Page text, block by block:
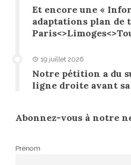
Et encore une «
adaptations plan
19 juillet 2026
Notre pétition a du
ligne droite avant
Abonnez-vous à notre
Prénom